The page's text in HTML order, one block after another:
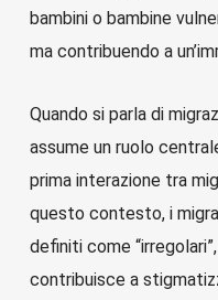
bambini o bambine
ma contribuendo a
Quando si parla di
assume un ruolo
prima interazione tra
questo contesto, i
definiti come
contribuisce a